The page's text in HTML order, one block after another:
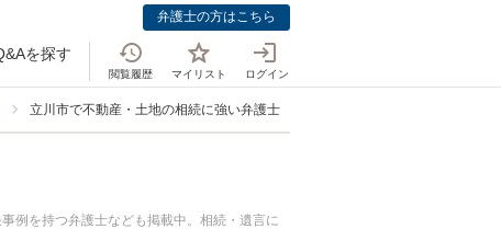
弁護士の方はこちら
を探す
閲覧履歴 マイリスト ログイン
立川市で不動産・土地の相続に強い弁護士
例を持つ弁護士なども掲載中。相続・遺言に